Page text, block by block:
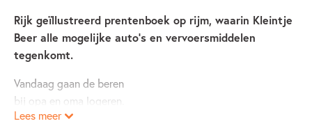
Rijk geïllustreerd prentenboek op rijm, waarin Kleintje
Beer alle mogelijke auto's en vervoersmiddelen
tegenkomt.
Vandaag gaan de beren
bij opa en oma logeren.
‘Hup!’ zegt papa Beer, ‘we moeten gaan.
Lees meer